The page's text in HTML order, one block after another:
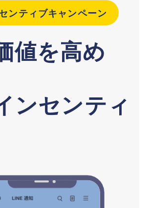
ンティブキャンペーン
値を高め
ンセンティ